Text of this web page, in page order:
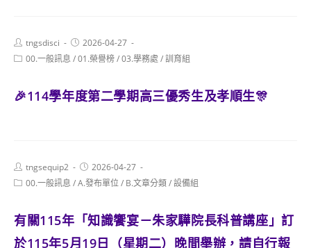
Post
author:
tngsdisci
Post
published:
2026-04-27
Post00.一般訊息 /01.榮譽榜/03.學務處 /訓育組
🎉114學年度第二學期高三優秀生及孝順生🎊
Post
author:
tngsequip2
Post
published:
2026-04-27
Post00.一般訊息 /A.發布單位/ B.文章分類/設備組
有關115年「知識饗宴－朱家驊院長科普講座」訂
於115年5月19日（星期二）晚間舉辦，請自行報